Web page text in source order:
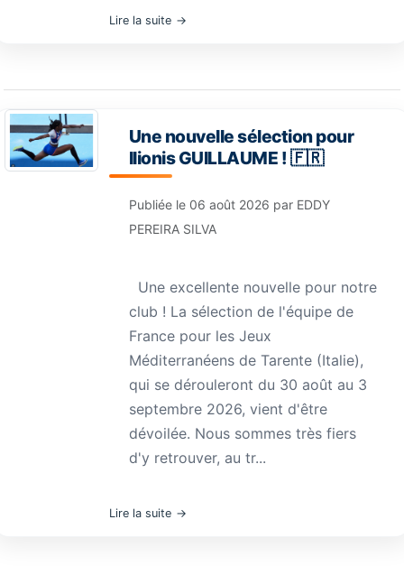
Lire la suite
Une nouvelle sélection pour
Ilionis GUILLAUME ! 🇫🇷
Publiée le 06 août 2026 par EDDY
PEREIRA SILVA
Une excellente nouvelle pour notre
club ! La sélection de l'équipe de
France pour les Jeux
Méditerranéens de Tarente (Italie),
qui se dérouleront du 30 août au 3
septembre 2026, vient d'être
dévoilée. Nous sommes très fiers
d'y retrouver, au tr...
Lire la suite